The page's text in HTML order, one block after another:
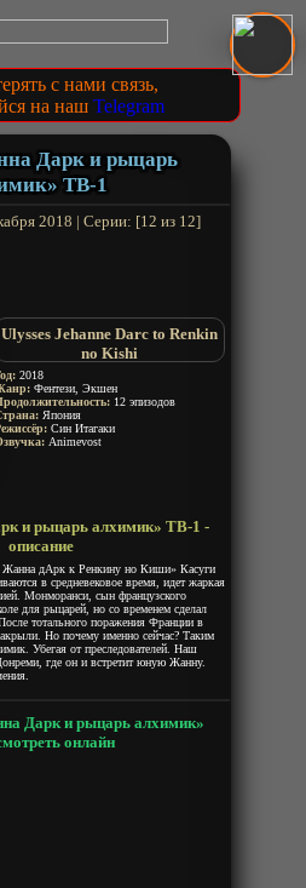
с нами связь,
на наш Telegram
Дарк и рыцарь
ТВ-1
2018 | Серии: [12 из 12]
Ulysses Jehanne Darc to Renkin
no Kishi
2018
Фентези, Экшен
12 эпизодов
Япония
Син Итагаки
Animevost
и рыцарь алхимик» ТВ-1 -
описание
Жанна дАрк к Ренкину но Киши» Касуги
в средневековое время, идет жаркая
Монморанси, сын французского
для рыцарей, но со временем сделал
тотального поражения Франции в
Но почему именно сейчас? Таким
Убегая от преследователей. Наш
где он и встретит юную Жанну.
Дарк и рыцарь алхимик»
онлайн